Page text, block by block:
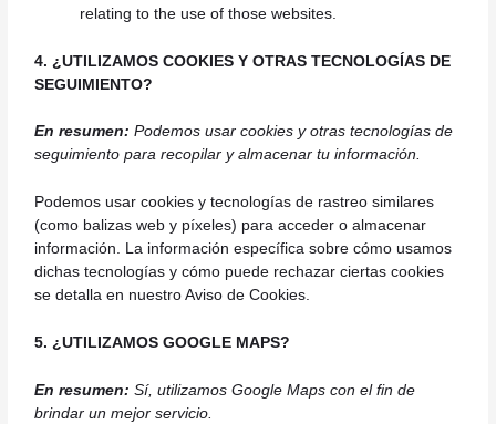
relating to the use of those websites.
4. ¿UTILIZAMOS COOKIES Y OTRAS TECNOLOGÍAS DE
SEGUIMIENTO?
En resumen: Podemos usar cookies y otras tecnologías de
seguimiento para recopilar y almacenar tu información.
Podemos usar cookies y tecnologías de rastreo similares
(como balizas web y píxeles) para acceder o almacenar
información. La información específica sobre cómo usamos
dichas tecnologías y cómo puede rechazar ciertas cookies
se detalla en nuestro Aviso de Cookies.
5. ¿UTILIZAMOS GOOGLE MAPS?
En resumen: Sí, utilizamos Google Maps con el fin de
brindar un mejor servicio.